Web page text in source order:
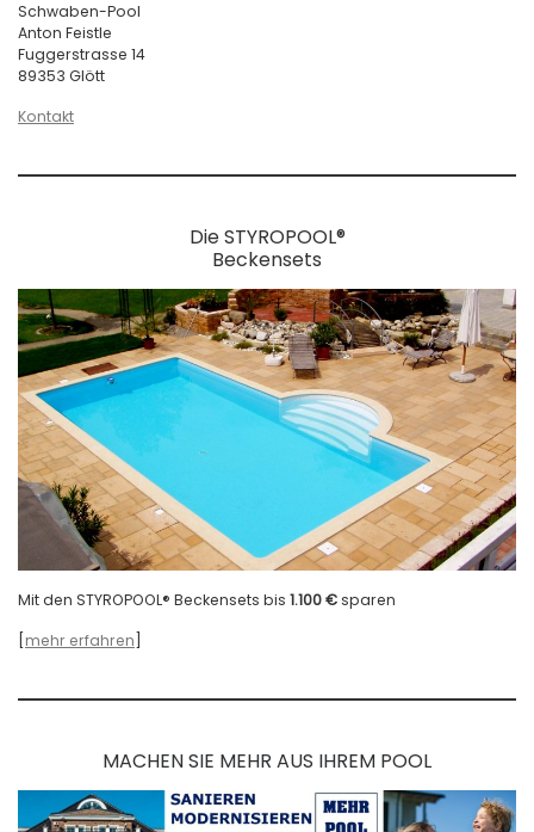
Schwaben-Pool
Anton Feistle
Fuggerstrasse 14
89353 Glött
Kontakt
Die STYROPOOL®
Beckensets
Mit den STYROPOOL® Beckensets bis 1.100 €sparen
mehr erfahren
MACHEN SIE MEHR AUS IHREM POOL